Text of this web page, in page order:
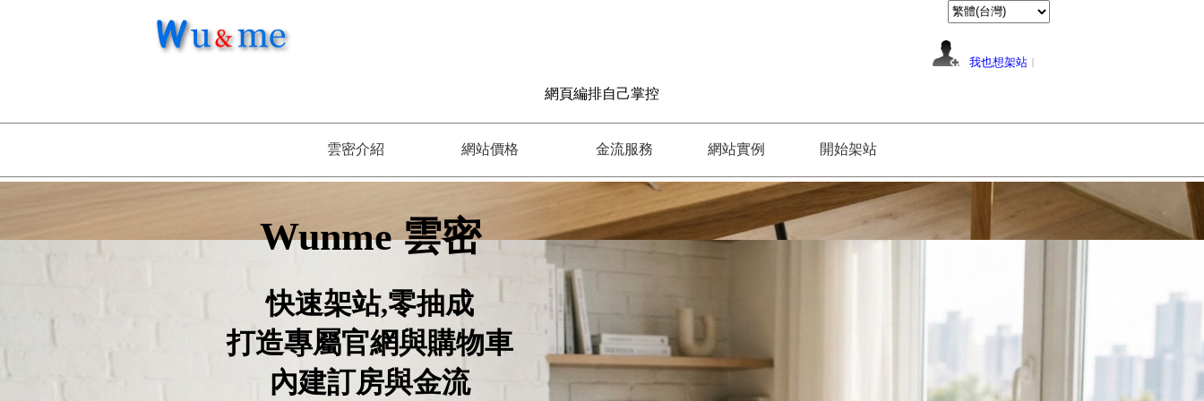
我也想架站 ︱
網頁編排自己掌控
雲密介紹 網站價格 金流服務 網站實例 開始架站
Wunme 雲密
快速架站,零抽成
打造專屬官網與購物車
內建訂房與金流